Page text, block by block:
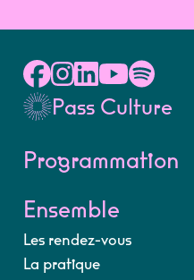
Pass Culture
Programmation
Ensemble
Les rendez-vous
La pratique